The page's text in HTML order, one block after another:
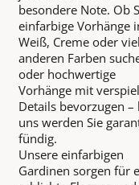
besondere Note. Ob
einfarbige Vorhänge
Weiß, Creme oder
anderen Farben
oder hochwertige
Vorhänge mit
Details bevorzugen –
uns werden Sie
fündig.
Unsere einfarbigen
Gardinen sorgen für